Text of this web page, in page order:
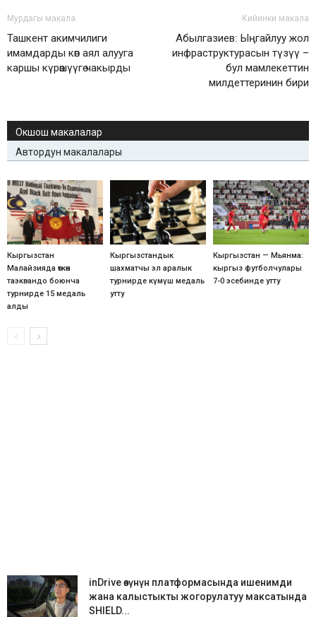
Мурдагы макала
Ташкент акимчилиги
имамдарды көп аял алууга
каршы күрөшүүгө чакырды
Кийинки макала
Абылгазиев: Ыңгайлуу жол
инфраструктурасын түзүү –
бул мамлекеттин
милдеттеринин бири
Окшош макалалар
Автордун макалалары
Кыргызстан
Малайзияда өткөн
таэквандо боюнча
турнирде 15 медаль
алды
Кыргызстандык
шахматчы эл аралык
турнирде күмүш медаль
утту
Кыргызстан — Мьянма:
кыргыз футболчулары
7-0 эсебинде утту
inDrive өзүнүн платформасында ишенимди
жана калыстыкты жогорулатуу максатында
SHIELD...